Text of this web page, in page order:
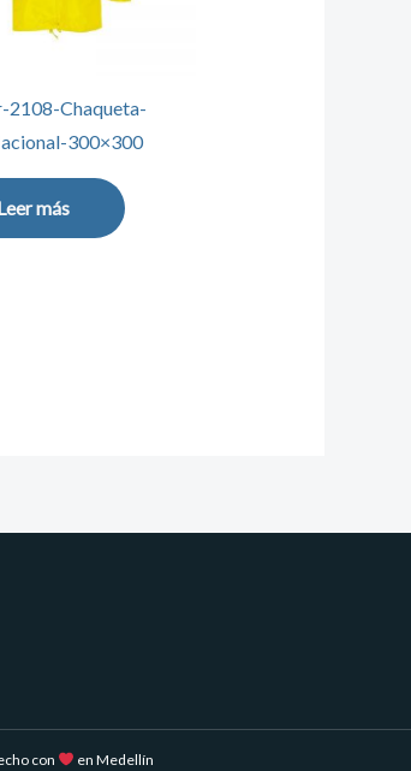
2108-Chaqueta-
300×300
más
con en Medellín